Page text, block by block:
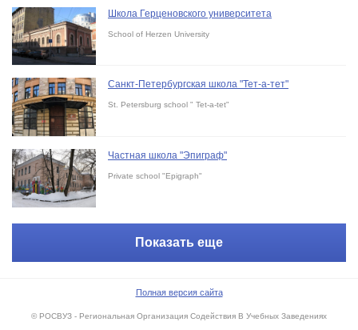
Школа Герценовского университета
School of Herzen University
Санкт-Петербургская школа "Тет-а-тет"
St. Petersburg school " Tet-a-tet"
Частная школа "Эпиграф"
Private school "Epigraph"
Показать еще
Полная версия сайта
© РОСВУЗ - Региональная Организация Содействия В Учебных Заведениях